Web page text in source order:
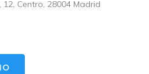
12, Centro, 28004 Madrid